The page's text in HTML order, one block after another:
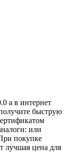
а в интернет
быструю
или
покупке
лучшая цена для